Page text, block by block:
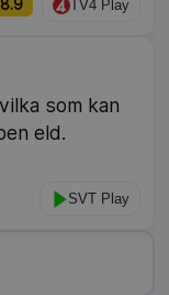
TV4 Play
som kan
eld.
SVT Play